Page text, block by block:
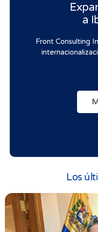
a
Front Consulting
Los
20